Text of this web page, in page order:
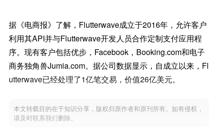
据《电商报》了解，Flutterwave成立于2016年，允许客户
利用其API并与Flutterwave开发人员合作定制支付应用程
序。现有客户包括优步，Facebook，Booking.com和电子
商务独角兽Jumia.com。据公司数据显示，自成立以来，Fl
utterwave已经处理了1亿笔交易，价值26亿美元。
本文转载目的在于知识分享，版权归原作者和原刊所有。如有侵权，
请及时联系我们删除。